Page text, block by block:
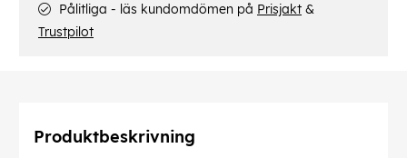
Pålitliga - läs kundomdömen på Prisjakt &
Trustpilot
Produktbeskrivning